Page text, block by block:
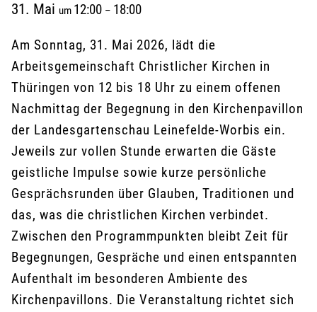
31. Mai um 12:00 – 18:00
Am Sonntag, 31. Mai 2026, lädt die
Arbeitsgemeinschaft Christlicher Kirchen in
Thüringen von 12 bis 18 Uhr zu einem offenen
Nachmittag der Begegnung in den Kirchenpavillon
der Landesgartenschau Leinefelde-Worbis ein.
Jeweils zur vollen Stunde erwarten die Gäste
geistliche Impulse sowie kurze persönliche
Gesprächsrunden über Glauben, Traditionen und
das, was die christlichen Kirchen verbindet.
Zwischen den Programmpunkten bleibt Zeit für
Begegnungen, Gespräche und einen entspannten
Aufenthalt im besonderen Ambiente des
Kirchenpavillons. Die Veranstaltung richtet sich